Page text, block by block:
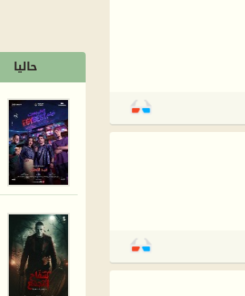
حاليا